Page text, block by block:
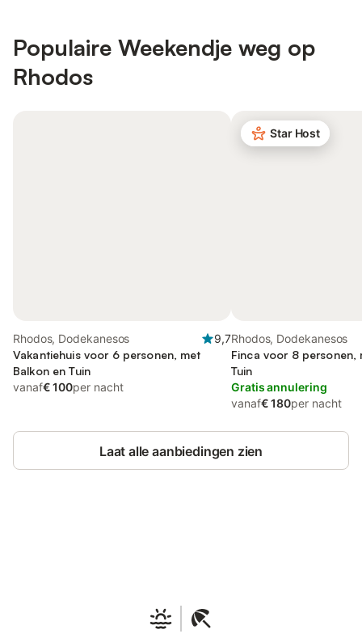
Populaire Weekendje weg op
Rhodos
Rhodos, Dodekanesos
9,7
Vakantiehuis voor 6 personen, met
Balkon en Tuin
vanaf€ 100per nacht
Star Host
Rhodos, Dodekanesos
Finca voor 8 personen,
Tuin
Gratis annulering
vanaf€ 180per nacht
Laat alle aanbiedingen zien